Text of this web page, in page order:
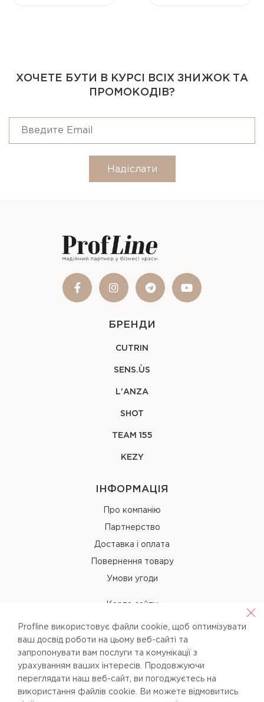
ХОЧЕТЕ БУТИ В КУРСІ ВСІХ ЗНИЖОК ТА
ПРОМОКОДІВ?
Надіслати
БРЕНДИ
CUTRIN
SENS.ÙS
L'ANZA
SHOT
TEAM 155
KEZY
ІНФОРМАЦІЯ
Про компанію
Партнерство
Доставка і оплата
Повернення товару
Умови угоди
Карта сайту
КОНТАКТИ
+38 (067) 238-97-40
info@pl-beauty.com.ua
Profline використовує файли cookie, щоб оптимізувати
ваш досвід роботи на цьому веб-сайті та
запропонувати вам послуги та комунікації з
урахуванням ваших інтересів. Продовжуючи
переглядати наш веб-сайт, ви погоджуєтесь на
використання файлів cookie. Ви можете вiдмовитись